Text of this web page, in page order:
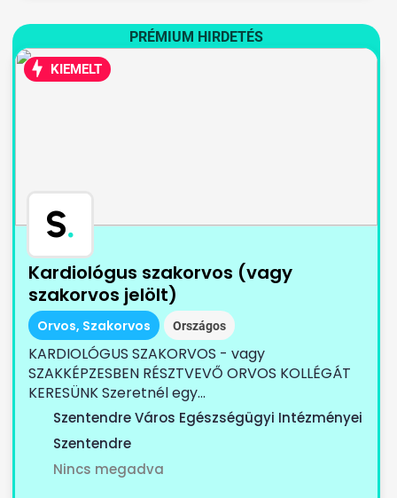
PRÉMIUM HIRDETÉS
KIEMELT
S.
Kardiológus szakorvos (vagy
szakorvos jelölt)
Orvos, Szakorvos Országos
KARDIOLÓGUS SZAKORVOS - vagy
SZAKKÉPZESBEN RÉSZTVEVŐ ORVOS KOLLÉGÁT
KERESÜNK Szeretnél egy...
Szentendre Város Egészségügyi Intézményei
Szentendre
Nincs megadva